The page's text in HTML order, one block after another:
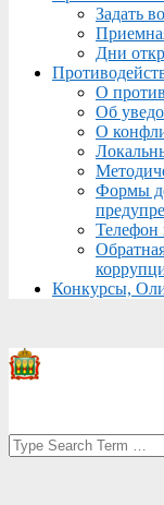
Задать
Дни
О
Об
О
Формы
Телефон
Конкурсы,
Search